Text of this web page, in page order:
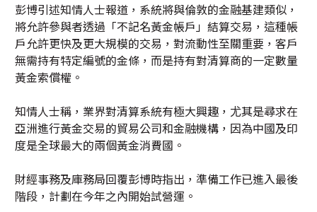
彭博引述知情人士報道，系統將與倫敦的金融基建類似，
將允許參與者透過「不記名黃金帳戶」結算交易，這種帳
戶允許更快及更大規模的交易，對流動性至關重要，客戶
無需持有特定編號的金條，而是持有對清算商的一定數量
黃金索償權。
知情人士稱，業界對清算系統有極大興趣，尤其是尋求在
亞洲進行黃金交易的貿易公司和金融機構，因為中國及印
度是全球最大的兩個黃金消費國。
財經事務及庫務局回覆彭博時指出，準備工作已進入最後
階段，計劃在今年之內開始試營運。